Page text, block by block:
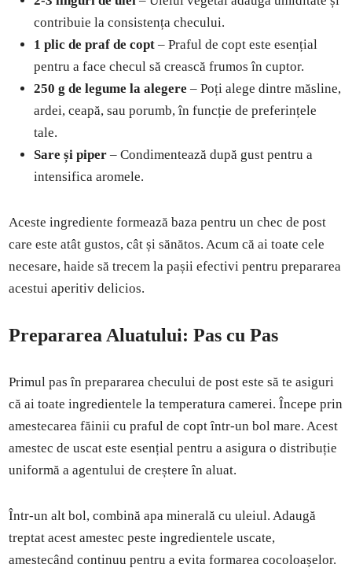
contribuie la consistența checului.
1 plic de praf de copt – Praful de copt este esențial
pentru a face checul să crească frumos în cuptor.
250 g de legume la alegere – Poți alege dintre măsline,
ardei, ceapă, sau porumb, în funcție de preferințele
tale.
Sare și piper – Condimentează după gust pentru a
intensifica aromele.
Aceste ingrediente formează baza pentru un chec de post
care este atât gustos, cât și sănătos. Acum că ai toate cele
necesare, haide să trecem la pașii efectivi pentru prepararea
acestui aperitiv delicios.
Prepararea Aluatului: Pas cu Pas
Primul pas în prepararea checului de post este să te asiguri
că ai toate ingredientele la temperatura camerei. Începe prin
amestecarea făinii cu praful de copt într-un bol mare. Acest
amestec de uscat este esențial pentru a asigura o distribuție
uniformă a agentului de creștere în aluat.
Într-un alt bol, combină apa minerală cu uleiul. Adaugă
treptat acest amestec peste ingredientele uscate,
amestecând continuu pentru a evita formarea cocoloașelor.